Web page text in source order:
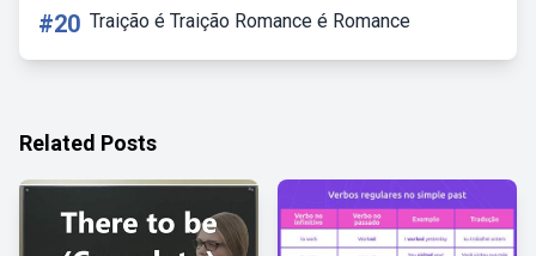
#20 Traição é Traição Romance é Romance
Related Posts